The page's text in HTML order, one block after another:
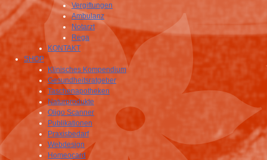
Vergiftungen
Ambulanz
Notarzt
Rega
KONTAKT
SHOP
Klinisches Kompendium
Gesundheitsratgeber
Taschenapotheken
Naturprodukte
Oligo Scanner
Publikationen
Praxisbedarf
Webdesign
Homeocard